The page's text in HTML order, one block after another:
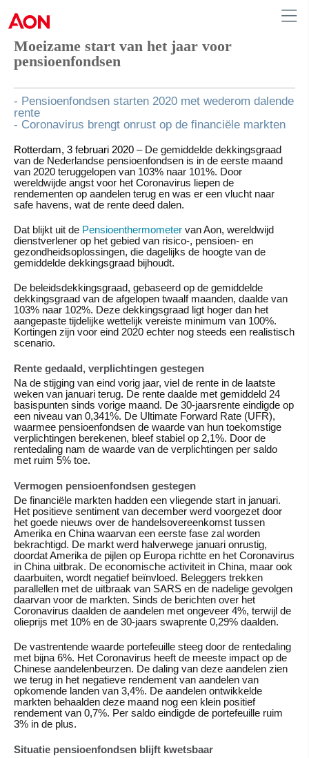
Moeizame start van het jaar voor
pensioenfondsen
- Pensioenfondsen starten 2020 met wederom dalende
rente
- Coronavirus brengt onrust op de financiële markten
Rotterdam, 3 februari 2020 – De gemiddelde dekkingsgraad
van de Nederlandse pensioenfondsen is in de eerste maand
van 2020 teruggelopen van 103% naar 101%. Door
wereldwijde angst voor het Coronavirus liepen de
rendementen op aandelen terug en was er een vlucht naar
safe havens, wat de rente deed dalen.
Dat blijkt uit de Pensioenthermometer van Aon, wereldwijd
dienstverlener op het gebied van risico-, pensioen- en
gezondheidsoplossingen, die dagelijks de hoogte van de
gemiddelde dekkingsgraad bijhoudt.
De beleidsdekkingsgraad, gebaseerd op de gemiddelde
dekkingsgraad van de afgelopen twaalf maanden, daalde van
103% naar 102%. Deze dekkingsgraad ligt hoger dan het
aangepaste tijdelijke wettelijk vereiste minimum van 100%.
Kortingen zijn voor eind 2020 echter nog steeds een realistisch
scenario.
Rente gedaald, verplichtingen gestegen
Na de stijging van eind vorig jaar, viel de rente in de laatste
weken van januari terug. De rente daalde met gemiddeld 24
basispunten sinds vorige maand. De 30-jaarsrente eindigde op
een niveau van 0,341%. De Ultimate Forward Rate (UFR),
waarmee pensioenfondsen de waarde van hun toekomstige
verplichtingen berekenen, bleef stabiel op 2,1%. Door de
rentedaling nam de waarde van de verplichtingen per saldo
met ruim 5% toe.
Vermogen pensioenfondsen gestegen
De financiële markten hadden een vliegende start in januari.
Het positieve sentiment van december werd voorgezet door
het goede nieuws over de handelsovereenkomst tussen
Amerika en China waarvan een eerste fase zal worden
bekrachtigd. De markt werd halverwege januari onrustig,
doordat Amerika de pijlen op Europa richtte en het Coronavirus
in China uitbrak. De economische activiteit in China, maar ook
daarbuiten, wordt negatief beïnvloed. Beleggers trekken
parallellen met de uitbraak van SARS en de nadelige gevolgen
daarvan voor de markten. Sinds de berichten over het
Coronavirus daalden de aandelen met ongeveer 4%, terwijl de
olieprijs met 10% en de 30-jaars swaprente 0,29% daalden.
De vastrentende waarde portefeuille steeg door de rentedaling
met bijna 6%. Het Coronavirus heeft de meeste impact op de
Chinese aandelenbeurzen. De daling van deze aandelen zien
we terug in het negatieve rendement van aandelen van
opkomende landen van 3,4%. De aandelen ontwikkelde
markten behaalden deze maand nog een klein positief
rendement van 0,7%. Per saldo eindigde de portefeuille ruim
3% in de plus.
Situatie pensioenfondsen blijft kwetsbaar